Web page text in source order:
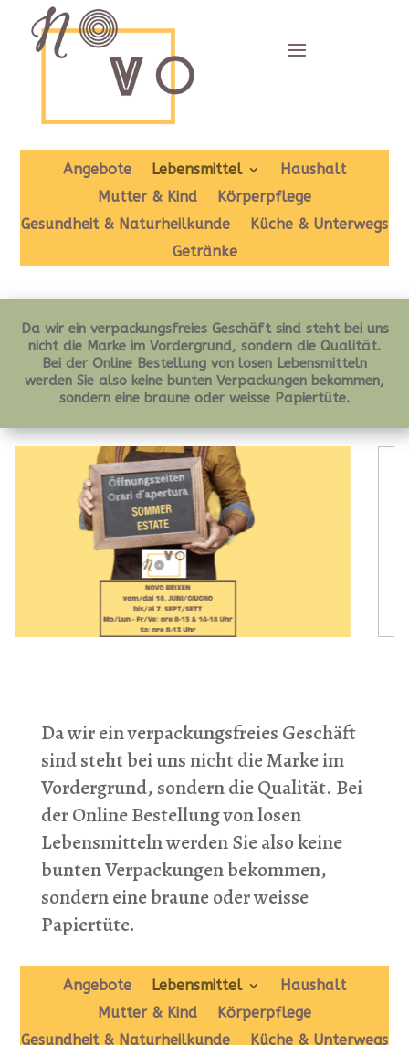
Angebote Lebensmittel
Haushalt
Mutter & Kind
Körperpflege
Gesundheit & Naturheilkunde
Küche & Unterwegs
Getränke
Da wir ein verpackungsfreies Geschäft sind steht bei uns
nicht die Marke im Vordergrund, sondern die Qualität.
Bei der Online Bestellung von losen Lebensmitteln
werden Sie also keine bunten Verpackungen bekommen,
sondern eine braune oder weisse Papiertüte.
Da wir ein verpackungsfreies Geschäft
sind steht bei uns nicht die Marke im
Vordergrund, sondern die Qualität. Bei
der Online Bestellung von losen
Lebensmitteln werden Sie also keine
bunten Verpackungen bekommen,
sondern eine braune oder weisse
Papiertüte.
Angebote Lebensmittel
Haushalt
Mutter & Kind
Körperpflege
Gesundheit & Naturheilkunde
Küche & Unterwegs